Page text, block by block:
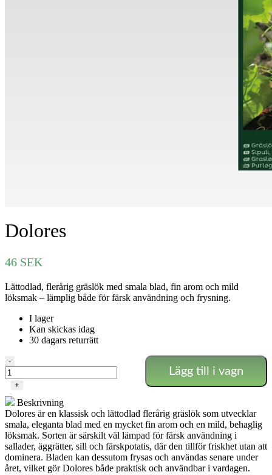
Dolores
46 SEK
Lättodlad, flerårig gräslök med smala blad, fin arom och mild
löksmak – lämplig både för färsk användning och frysning.
I lager
Kan skickas idag
30 dagars returrätt
Dolores
mängd
-
+
Lägg till i vagn
Beskrivning
Dolores är en klassisk och lättodlad flerårig gräslök som utvecklar
smala, eleganta blad med en mycket fin arom och en mild, behaglig
löksmak. Sorten är särskilt väl lämpad för färsk användning i
sallader, äggrätter, sill och färskpotatis, där den tillför friskhet utan att
dominera. Bladen kan dessutom frysas och användas senare under
året, vilket gör Dolores både praktisk och användbar i vardagen.